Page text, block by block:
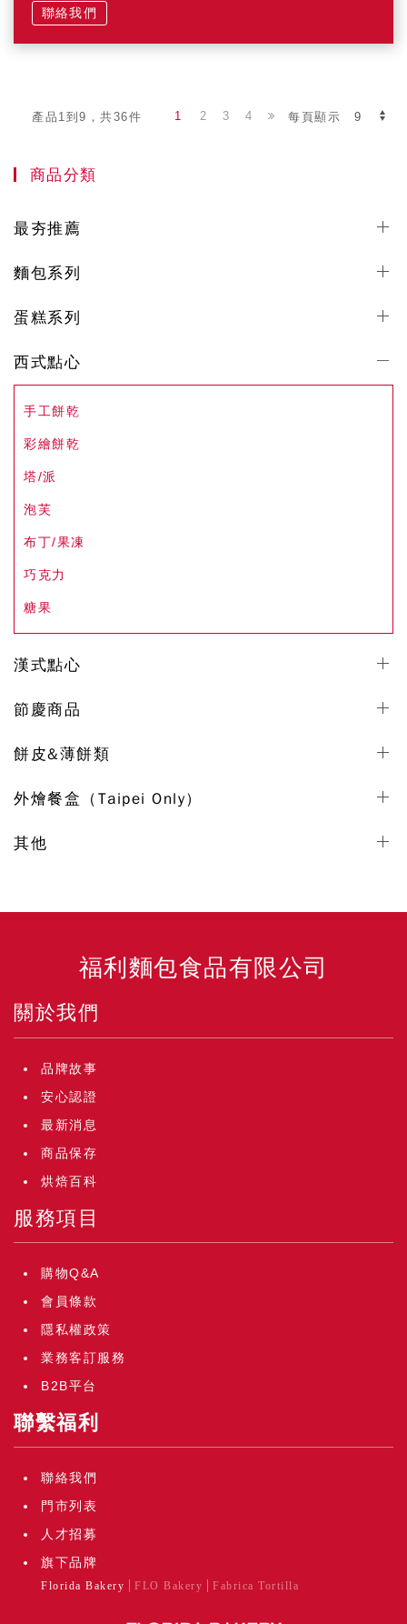
聯絡我們
產品1到9，共36件 每頁顯示
1 2 3 4
商品分類
最夯推薦
麵包系列
蛋糕系列
西式點心
手工餅乾
彩繪餅乾
塔/派
泡芙
布丁/果凍
巧克力
糖果
漢式點心
節慶商品
餅皮&薄餅類
外燴餐盒（Taipei Only）
其他
福利麵包食品有限公司
關於我們
品牌故事
安心認證
最新消息
商品保存
烘焙百科
服務項目
購物Q&A
會員條款
隱私權政策
業務客訂服務
B2B平台
聯繫福利
聯絡我們
門市列表
人才招募
旗下品牌
Florida Bakery FLO Bakery Fabrica Tortilla